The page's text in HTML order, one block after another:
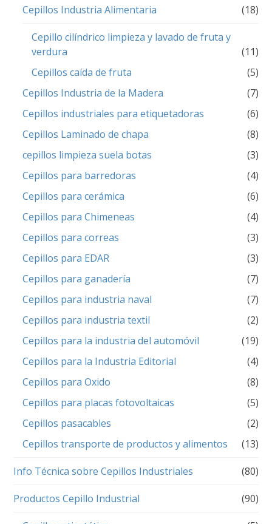
Cepillos Industria Alimentaria (18)
Cepillo cilíndrico limpieza y lavado de fruta y
verdura
(11)
Cepillos caída de fruta
(5)
Cepillos Industria de la Madera
(7)
Cepillos industriales para etiquetadoras
(6)
Cepillos Laminado de chapa
(8)
cepillos limpieza suela botas
(3)
Cepillos para barredoras
(4)
Cepillos para cerámica
(6)
Cepillos para Chimeneas
(4)
Cepillos para correas
(3)
Cepillos para EDAR
(3)
Cepillos para ganadería
(7)
Cepillos para industria naval
(7)
Cepillos para industria textil
(2)
Cepillos para la industria del automóvil
(19)
Cepillos para la Industria Editorial
(4)
Cepillos para Oxido
(8)
Cepillos para placas fotovoltaicas
(5)
Cepillos pasacables
(2)
Cepillos transporte de productos y alimentos
(13)
Info Técnica sobre Cepillos Industriales (80)
Productos Cepillo Industrial (90)